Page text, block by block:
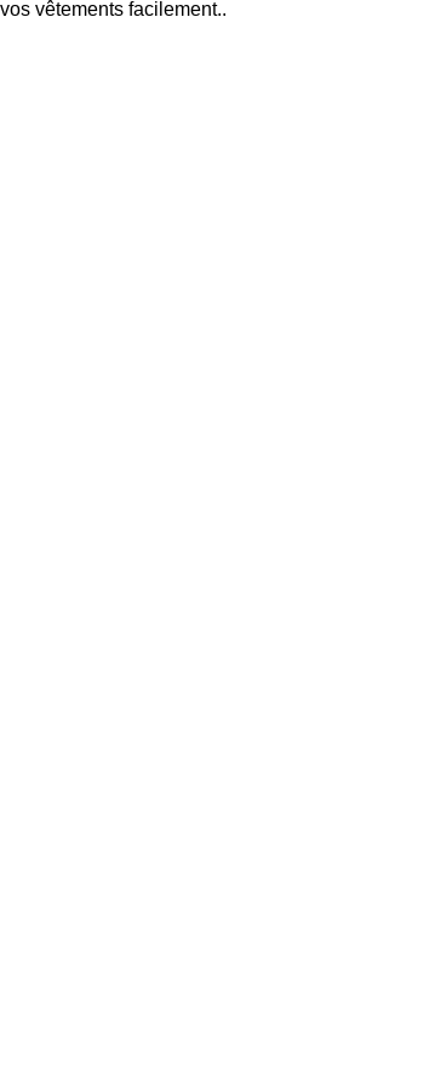
vêtements facilement..